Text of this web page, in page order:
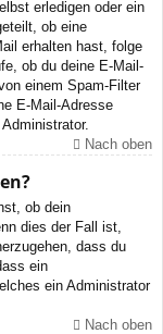
erledigen oder ein
ob eine
erhalten hast, folge
ob du deine E-Mail-
einem Spam-Filter
E-Mail-Adresse
Nach oben
ob dein
dies der Fall ist,
dass du
ein
ein Administrator
Nach oben